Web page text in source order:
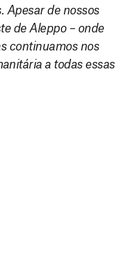
Apesar de nossos
de Aleppo – onde
continuamos nos
a todas essas